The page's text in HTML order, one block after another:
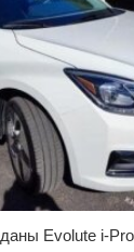
Evolute i-